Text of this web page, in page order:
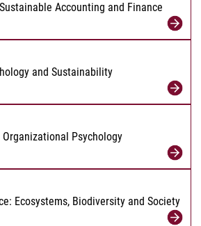
Accounting and Finance
and Sustainability
Organizational Psychology
Ecosystems, Biodiversity and Society